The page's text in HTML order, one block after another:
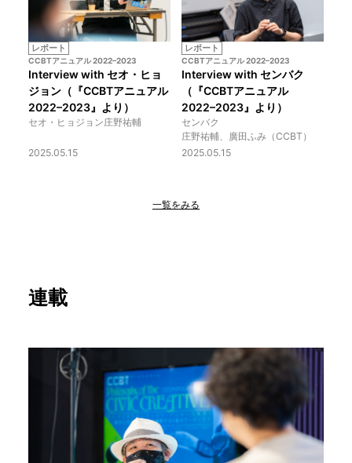
レポート
CCBTアニュアル 2022–2023
Interview with セオ・ヒョ
ジョン（『CCBTアニュアル
2022–2023』より）
セオ・ヒョジョン庄野祐輔
2025.05.15
レポート
CCBTアニュアル 2022–2023
Interview with センバク
（『CCBTアニュアル
2022–2023』より）
センバク
庄野祐輔、廣田ふみ（CCBT）
2025.05.15
一覧をみる
連載